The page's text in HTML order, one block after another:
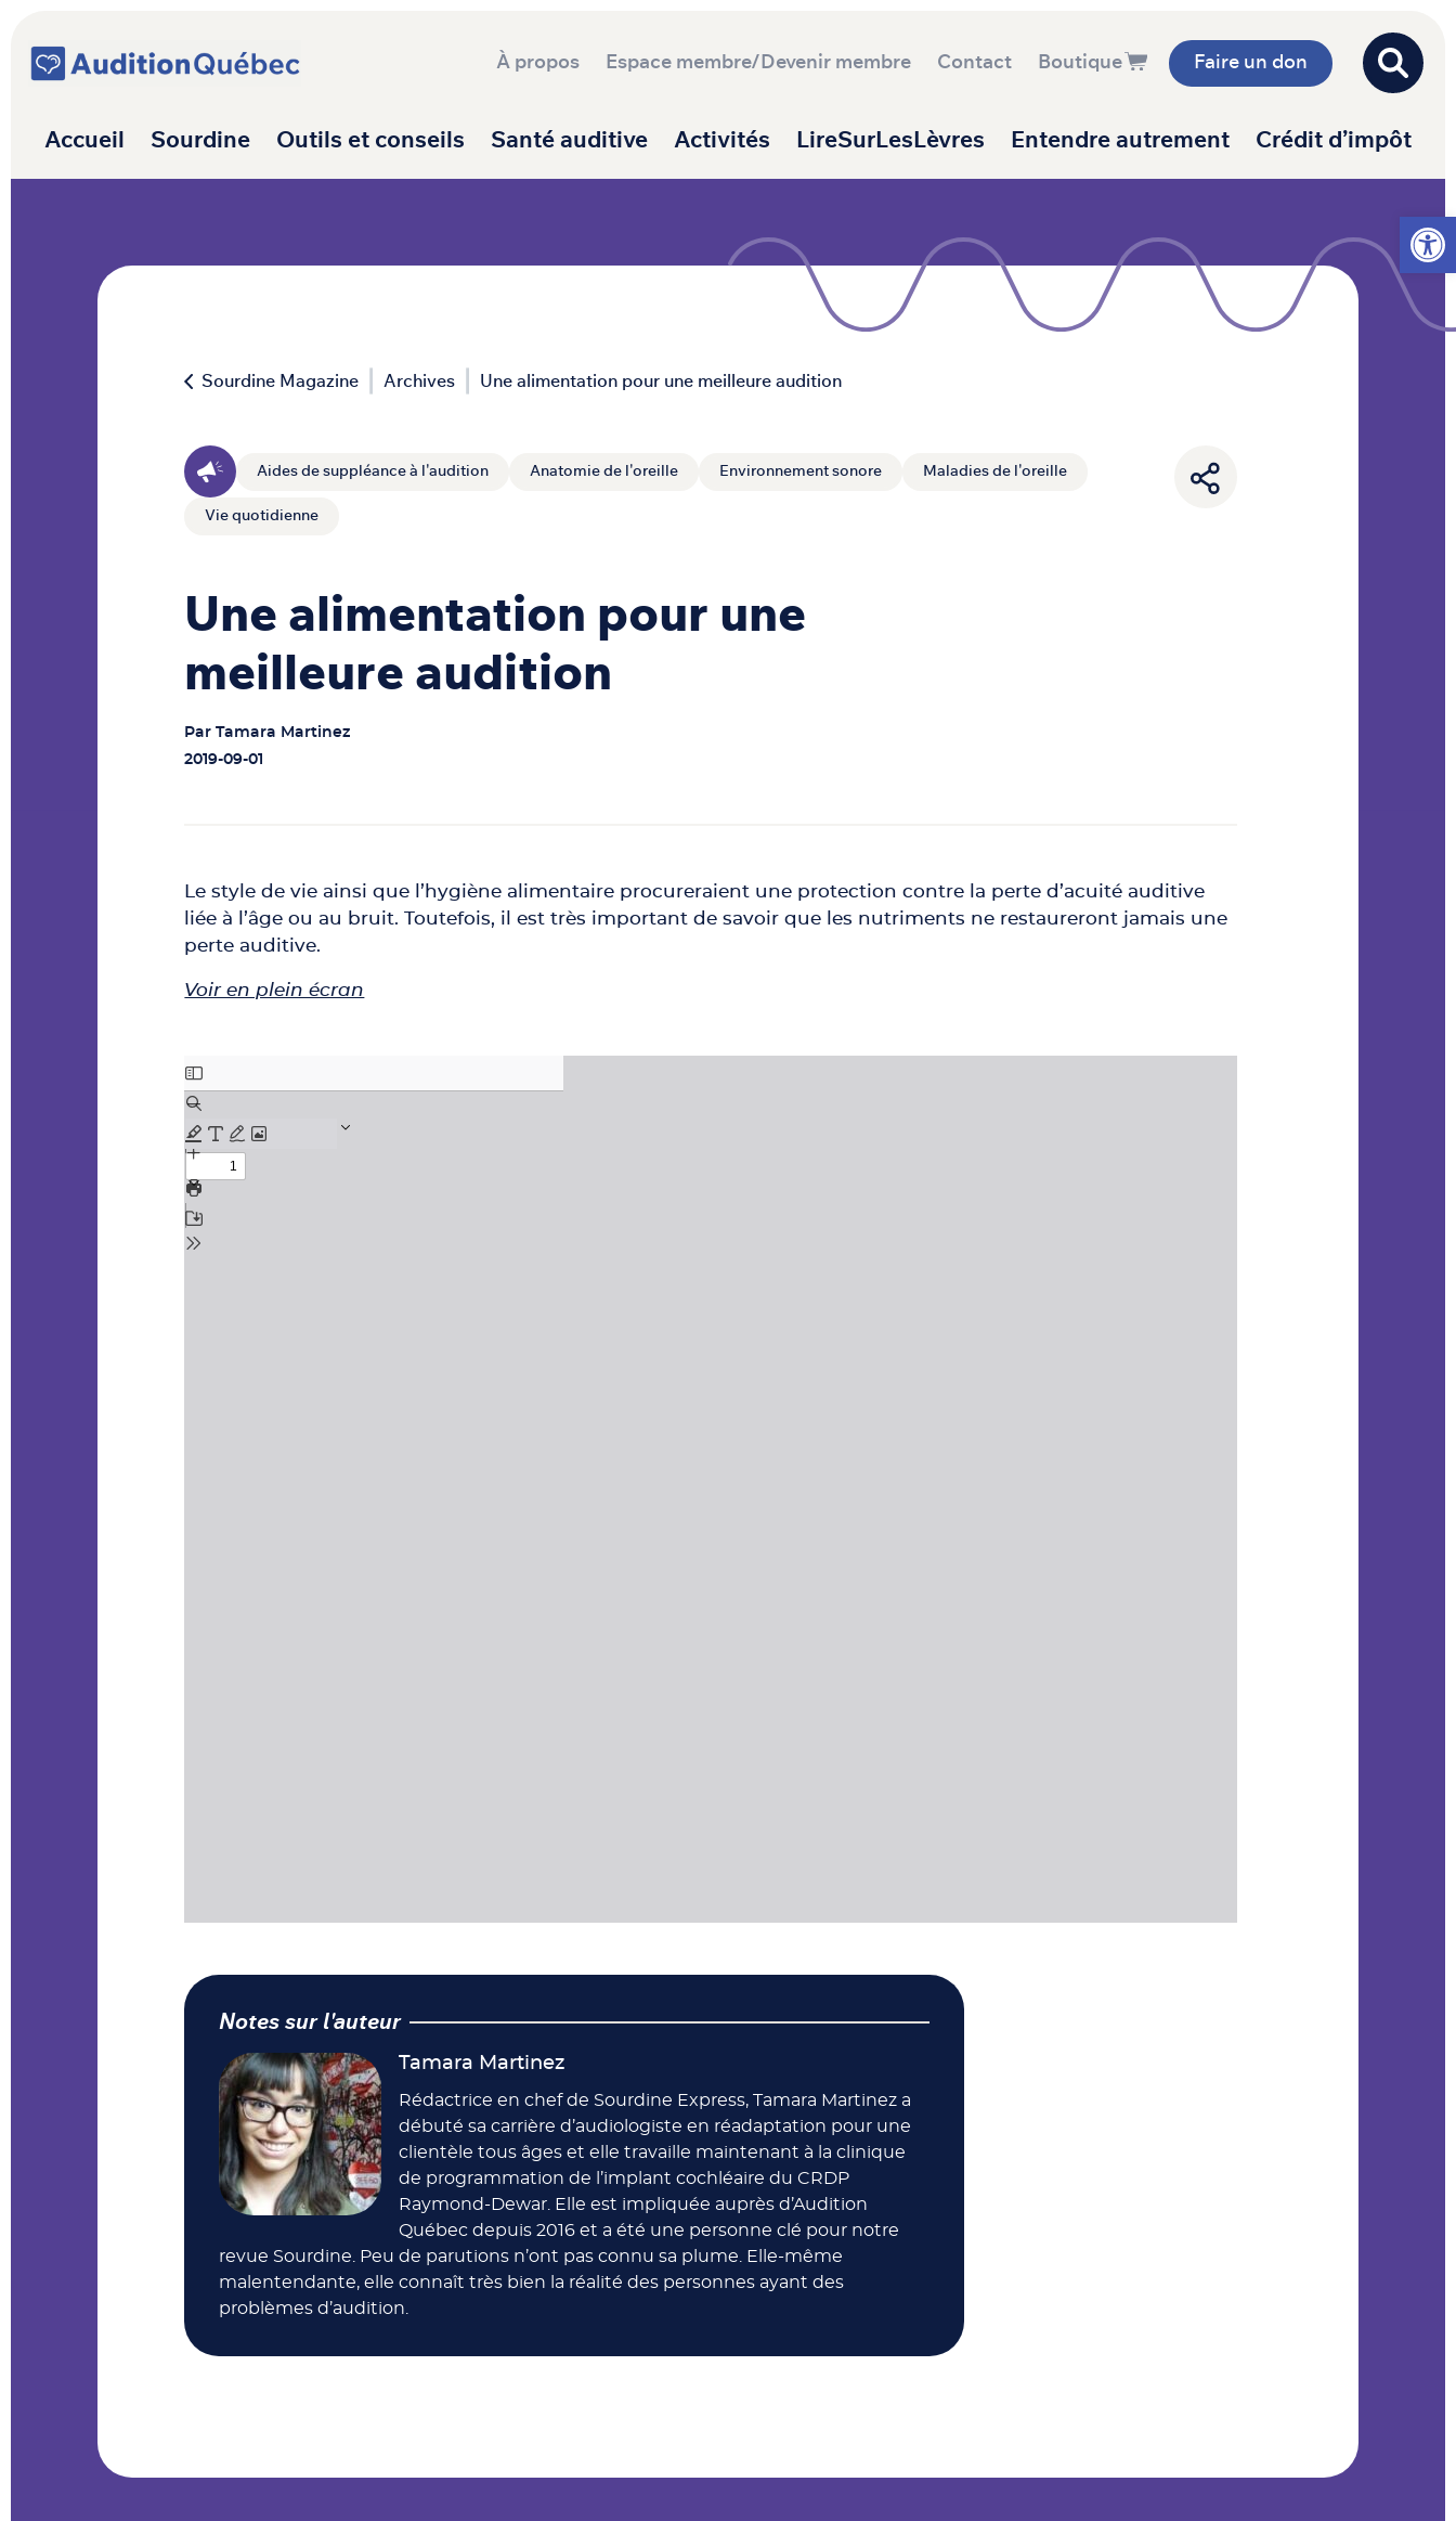
Ouvrir
Navigation principale
À propos Espace membre/Devenir membre Contact Boutique Faire un don
Accueil Sourdine Outils et conseils Santé auditive Activités LireSurLesLèvres Entendre autrement Crédit d’impôt
Sourdine Magazine Archives Une alimentation pour une meilleure audition
Aides de suppléance à l'audition Anatomie de l'oreille Environnement sonore Maladies de l'oreille
Vie quotidienne
Une alimentation pour une
meilleure audition
ParTamara Martinez
2019-09-01
Le style de vie ainsi que l’hygiène alimentaire procureraient une protection contre la perte d’acuité auditive
liée à l’âge ou au bruit. Toutefois, il est très important de savoir que les nutriments ne restaureront jamais une
perte auditive.
Voir en plein écran
Notes sur l'auteur
Tamara Martinez
Rédactrice en chef de Sourdine Express, Tamara Martinez a
débuté sa carrière d’audiologiste en réadaptation pour une
clientèle tous âges et elle travaille maintenant à la clinique
de programmation de l’implant cochléaire du CRDP
Raymond-Dewar. Elle est impliquée auprès d’Audition
Québec depuis 2016 et a été une personne clé pour notre
revue Sourdine. Peu de parutions n’ont pas connu sa plume. Elle-même
malentendante, elle connaît très bien la réalité des personnes ayant des
problèmes d’audition.